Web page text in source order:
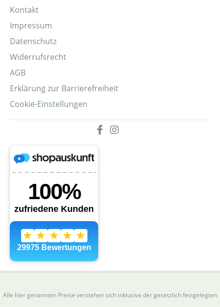
Kontakt
Impressum
Datenschutz
Widerrufsrecht
AGB
Erklärung zur Barrierefreiheit
Cookie-Einstellungen
Alle hier genannten Preise verstehen sich inklusive der gesetzlich festgelegten